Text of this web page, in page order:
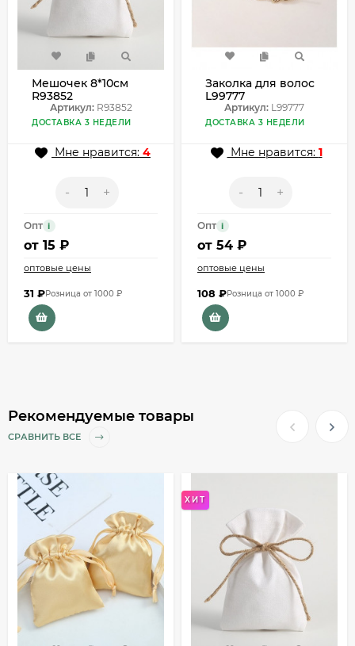
Мешочек 8*10см
R93852
Артикул:R93852
ДОСТАВКА 3 НЕДЕЛИ
Мне нравится: 4
- +
Опт i
от 15 ₽
оптовые цены
31 ₽Розница от 1000 ₽
Заколка для волос
L99777
Артикул: L99777
ДОСТАВКА 3 НЕДЕЛИ
Мне нравится: 1
- +
Опт i
от 54 ₽
оптовые цены
108 ₽Розница от 1000 ₽
Рекомендуемые товары
СРАВНИТЬ ВСЕ
ХИТ